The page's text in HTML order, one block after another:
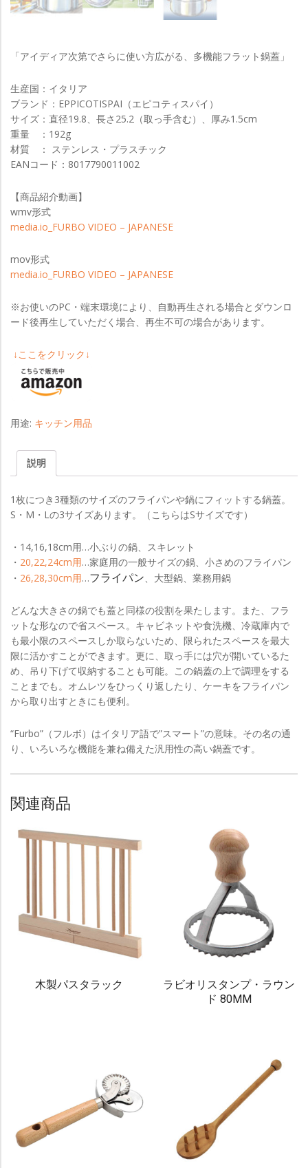
「アイディア次第でさらに使い方広がる、多機能フラット鍋蓋」
生産国：イタリア
ブランド：EPPICOTISPAI（エピコティスパイ）
サイズ：直径19.8、長さ25.2（取っ手含む）、厚み1.5cm
重量 ：192g
材質 ： ステンレス・プラスチック
EANコード：8017790011002
【商品紹介動画】
wmv形式
media.io_FURBO VIDEO – JAPANESE
mov形式
media.io_FURBO VIDEO – JAPANESE
※お使いのPC・端末環境により、自動再生される場合とダウンロ
ード後再生していただく場合、再生不可の場合があります。
↓ここをクリック↓
用途: キッチン用品
説明
1枚につき3種類のサイズのフライパンや鍋にフィットする鍋蓋。
S・M・Lの3サイズあります。（こちらはSサイズです）
・14,16,18cm用…小ぶりの鍋、スキレット
・ 20,22,24cm用…家庭用の一般サイズの鍋、小さめのフライパン
・ 26,28,30cm用…フライパン、大型鍋、業務用鍋
どんな大きさの鍋でも蓋と同様の役割を果たします。また、フラ
ットな形なので省スペース。キャビネットや食洗機、冷蔵庫内で
も最小限のスペースしか取らないため、限られたスペースを最大
限に活かすことができます。更に、取っ手には穴が開いているた
め、吊り下げて収納することも可能。この鍋蓋の上で調理をする
ことまでも。オムレツをひっくり返したり、ケーキをフライパン
から取り出すときにも便利。
“Furbo”（フルボ）はイタリア語で”スマート”の意味。その名の通
り、いろいろな機能を兼ね備えた汎用性の高い鍋蓋です。
関連商品
木製パスタラック
ラビオリスタンプ・ラウン
ド 80MM